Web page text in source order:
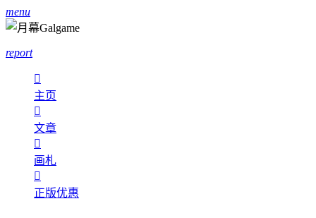
menu
report

主页

文章

画札

正版优惠